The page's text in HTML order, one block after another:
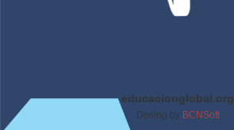
educacionglobal.org
Desing by BCNSoft